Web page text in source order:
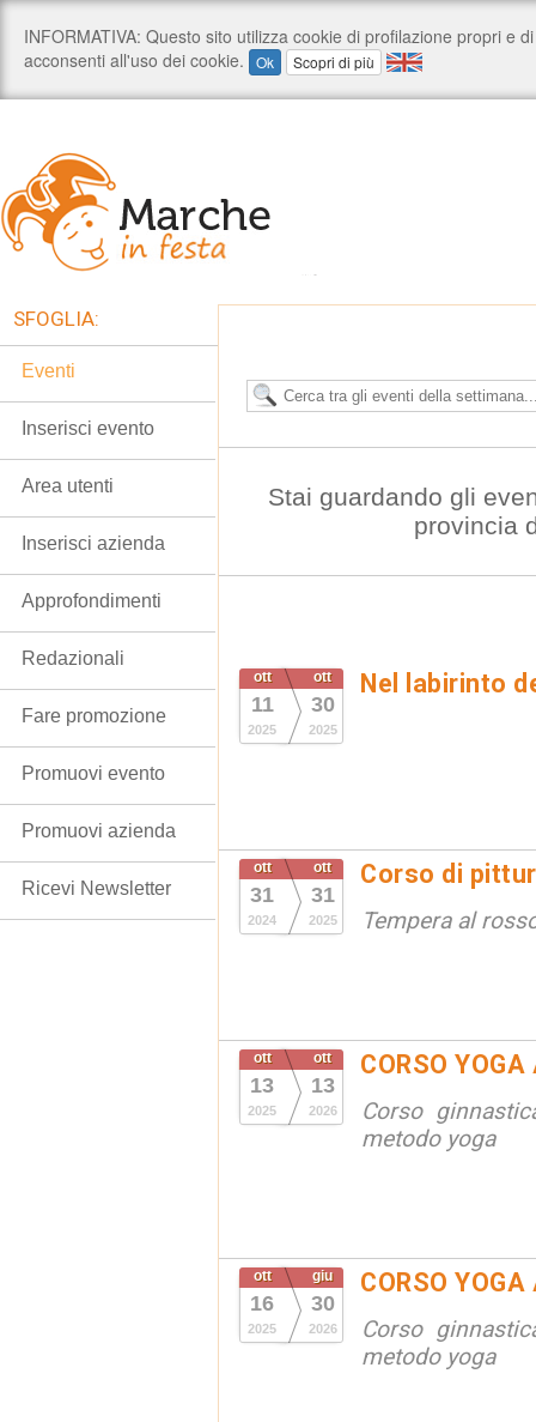
Stai guardando gli
provincia
ott
11
2025
ott
30
2025
Nel labirinto
ott
31
2024
ott
31
2025
Corso di
Tempera al
ott
13
2025
ott
13
2026
CORSO
Corso
metodo yoga
ott
16
2025
giu
30
2026
CORSO
Corso
metodo yoga
SFOGLIA:
Eventi
Inserisci evento
Area utenti
Inserisci azienda
Approfondimenti
Redazionali
Fare promozione
Promuovi evento
Promuovi azienda
Ricevi Newsletter